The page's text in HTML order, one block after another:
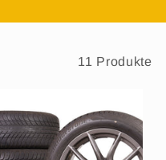
11 Produkte